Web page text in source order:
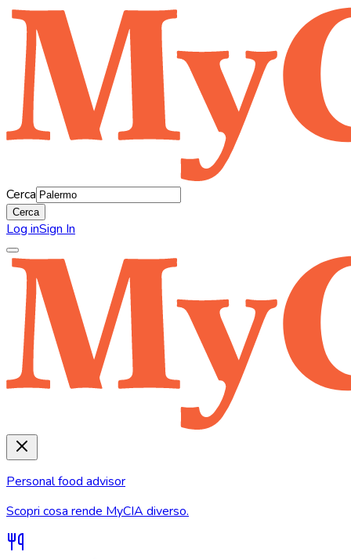
Cerca
Cerca
Log inSign In
Personal food advisor
Scopri cosa rende MyCIA diverso.